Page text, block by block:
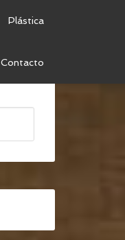
Plástica
Contacto